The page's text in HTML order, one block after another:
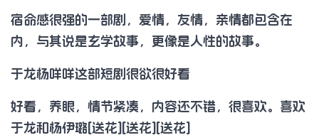
宿命感很强的一部剧，爱情，友情，亲情都包含在
内，与其说是玄学故事，更像是人性的故事。
于龙杨咩咩这部短剧很欲很好看
好看，养眼，情节紧凑，内容还不错，很喜欢。喜欢
于龙和杨伊璐[送花][送花][送花]